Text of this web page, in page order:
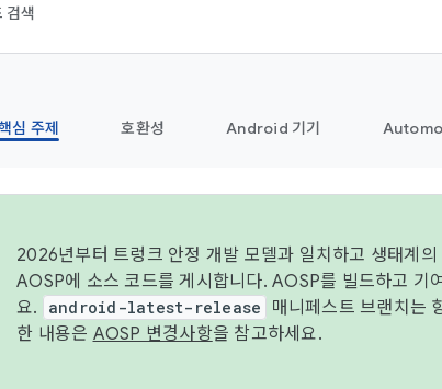
색
심 주제 호환성 Android 기기
2026년부터 트렁크 안정 개발 모델과 일치하고 생태계
AOSP에 소스 코드를 게시합니다. AOSP를 빌드하고 기
요.
android-latest-release
매니페스트 브랜치는
한 내용은 AOSP 변경사항을 참고하세요.